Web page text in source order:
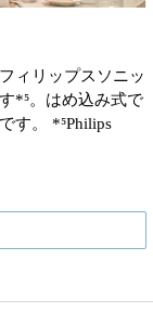
ィリップスソニッ
*⁵。はめ込み式で
す。 *⁵Philips